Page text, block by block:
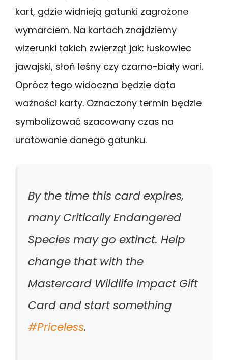
kart, gdzie widnieją gatunki zagrożone
wymarciem. Na kartach znajdziemy
wizerunki takich zwierząt jak: łuskowiec
jawajski, słoń leśny czy czarno-biały wari.
Oprócz tego widoczna będzie data
ważności karty. Oznaczony termin będzie
symbolizować szacowany czas na
uratowanie danego gatunku.
By the time this card expires,
many Critically Endangered
Species may go extinct. Help
change that with the
Mastercard Wildlife Impact Gift
Card and start something
#Priceless.